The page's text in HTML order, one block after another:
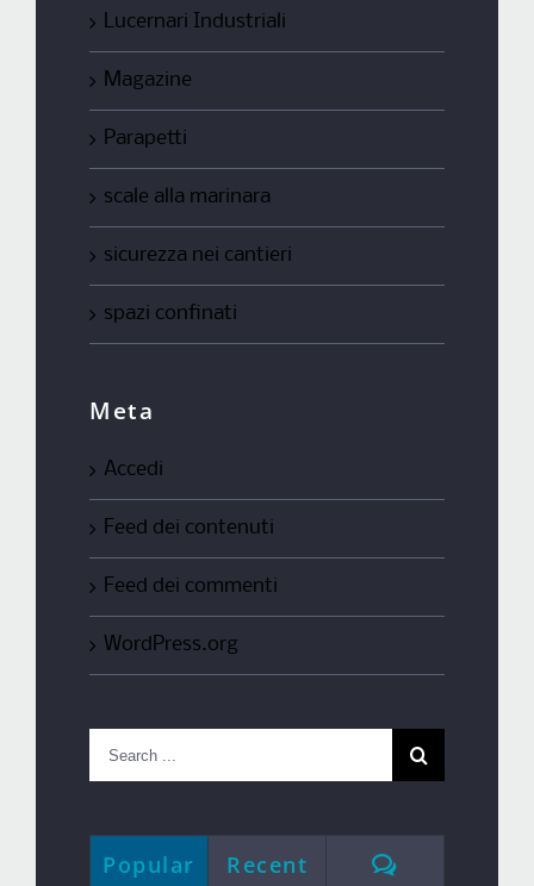
Lucernari Industriali
Magazine
Parapetti
scale alla marinara
sicurezza nei cantieri
spazi confinati
Meta
Accedi
Feed dei contenuti
Feed dei commenti
WordPress.org
Search
for:
Popular Recent Comments